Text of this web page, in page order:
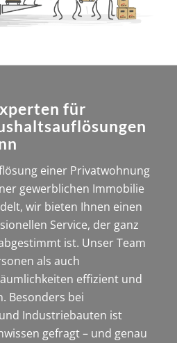
für
einer Privatwohnung
gewerblichen Immobilie
wir bieten Ihnen einen
Service, der ganz
ist. Unser Team
als auch
effizient und
Besonders bei
Industriebauten ist
gefragt – und genau